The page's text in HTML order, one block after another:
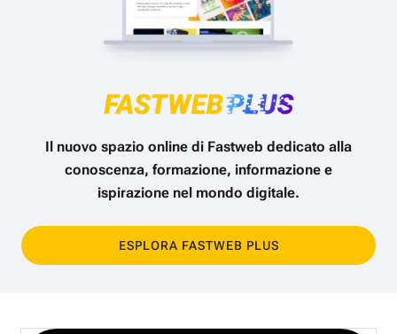
Il nuovo spazio online di Fastweb dedicato alla
conoscenza, formazione, informazione e
ispirazione nel mondo digitale.
ESPLORA FASTWEB PLUS